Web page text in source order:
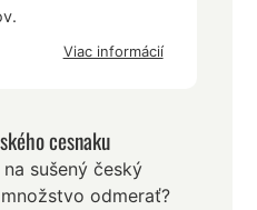
Viac informácií
cesnaku
sušený český
odmerať?